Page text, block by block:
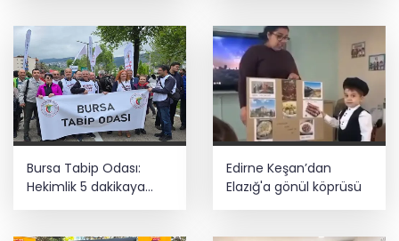
Bursa Tabip Odası:
Hekimlik 5 dakikaya
Edirne Keşan’dan
Elazığ'a gönül köprüsü